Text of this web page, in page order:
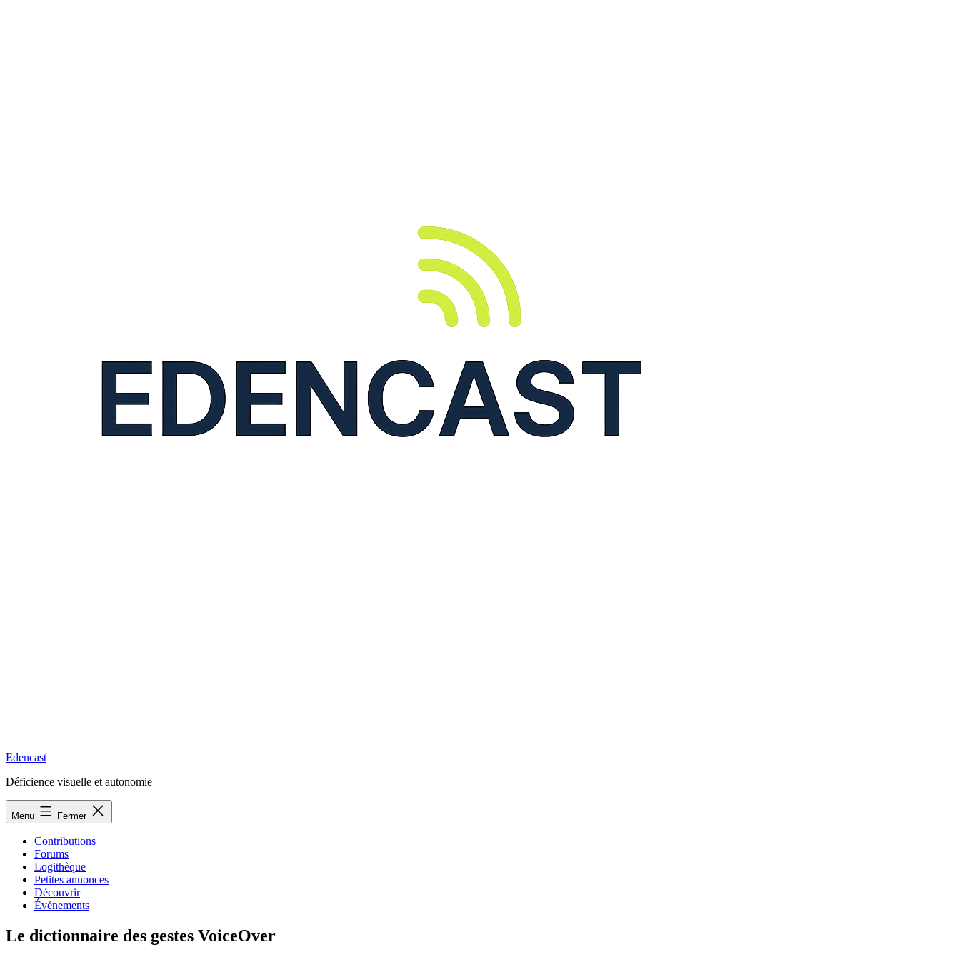
Edencast
Déficience visuelle et autonomie
Menu Fermer
Contributions
Forums
Logithèque
Petites annonces
Découvrir
Événements
Le dictionnaire des gestes VoiceOver